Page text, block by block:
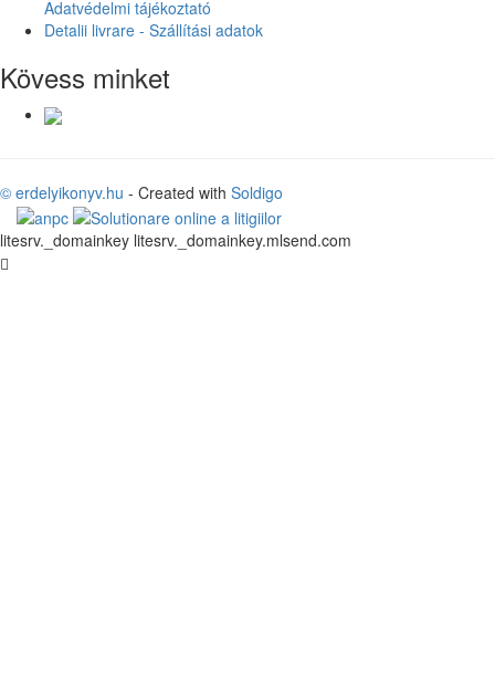
Adatvédelmi tájékoztató
Detalii livrare - Szállítási adatok
Kövess minket
© erdelyikonyv.hu - Created with Soldigo
litesrv._domainkey litesrv._domainkey.mlsend.com